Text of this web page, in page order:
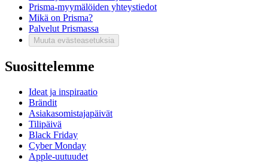
Prisma-myymälöiden yhteystiedot
Mikä on Prisma?
Palvelut Prismassa
Muuta evästeasetuksia
Suosittelemme
Ideat ja inspiraatio
Brändit
Asiakasomistajapäivät
Tilipäivä
Black Friday
Cyber Monday
Apple-uutuudet